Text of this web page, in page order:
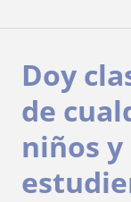
Doy
de
niños